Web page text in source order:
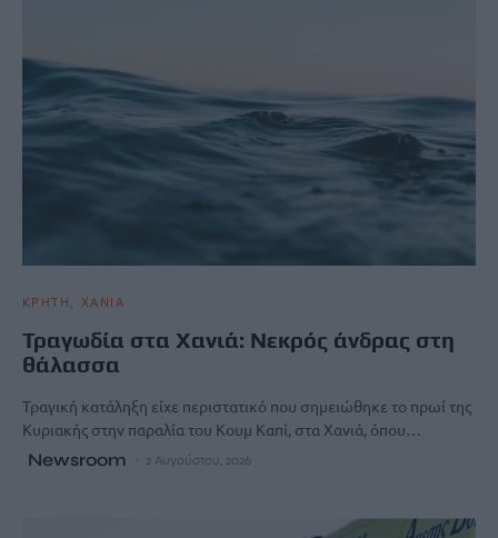
ΚΡΗΤΗ ΧΑΝΙΑ
Τραγωδία στα Χανιά: Νεκρός άνδρας στη
θάλασσα
Τραγική κατάληξη είχε περιστατικό που σημειώθηκε το πρωί της
Κυριακής στην παραλία του Κουμ Καπί, στα Χανιά, όπου…
Newsroom 2 Αυγούστου, 2026